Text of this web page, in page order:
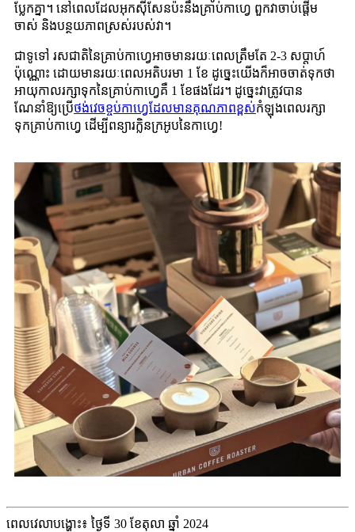
ប្លែកគ្នា។ នៅពេលដែលអុកស៊ីសែនប៉ះនឹងគ្រាប់កាហ្វេ ពួកវាចាប់ផ្តើម
ចាស់ និងបន្ថយភាពស្រស់របស់វា។
ជាទូទៅ រសជាតិនៃគ្រាប់កាហ្វេអាចមានរយៈពេលត្រឹមតែ 2-3 សប្តាហ៍
ប៉ុណ្ណោះ ដោយមានរយៈពេលអតិបរមា 1 ខែ ដូច្នេះយើងក៏អាចចាត់ទុកថា
អាយុកាលរក្សាទុកនៃគ្រាប់កាហ្វេគឺ 1 ខែផងដែរ។ ដូច្នេះវាត្រូវបាន
ណែនាំឱ្យប្រើថង់វេចខ្ចប់កាហ្វេដែលមានគុណភាពខ្ពស់កំឡុងពេលរក្សា
ទុកគ្រាប់កាហ្វេ ដើម្បីពន្យារក្លិនក្រអូបនៃកាហ្វេ!
ពេលវេលាបង្ហោះ៖ ថ្ងៃទី 30 ខែតុលា ឆ្នាំ 2024